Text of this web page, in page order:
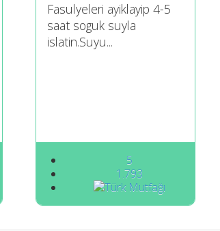
Fasulyeleri ayiklayip 4-5
saat soguk suyla
islatin.Suyu...
5
1.793